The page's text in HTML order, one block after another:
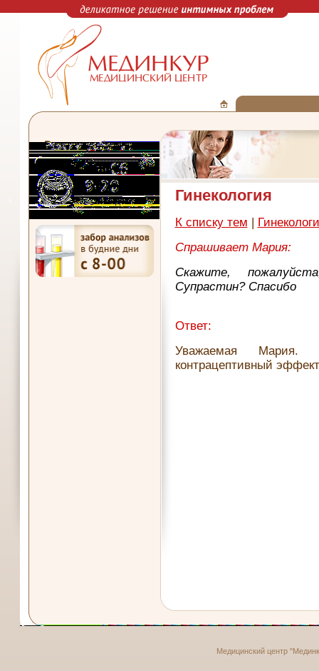
Гинекология
К списку тем |
Спрашивает Мария:
Скажите,
Супрастин? Спасибо
Ответ:
Уважаемая
контрацептивный
Медицинский центр